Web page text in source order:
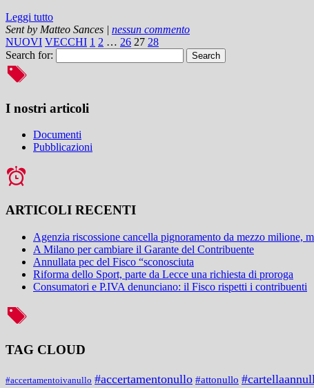
Leggi tutto
Sent by Matteo Sances | nessun commento
NUOVI VECCHI 1 2 … 26 27 28
Search for:
I nostri articoli
Documenti
Pubblicazioni
ARTICOLI RECENTI
Agenzia riscossione cancella pignoramento da mezzo milione,
A Milano per cambiare il Garante del Contribuente
Annullata pec del Fisco “sconosciuta
Riforma dello Sport, parte da Lecce una richiesta di proroga
Consumatori e P.IVA denunciano: il Fisco rispetti i contribuenti
TAG CLOUD
#accertamentoivanullo #accertamentonullo #attonullo